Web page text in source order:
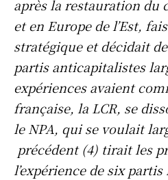
après la restauration du
et en Europe de l’Est,
stratégique et décidait
partis anticapitalistes
expériences avaient
française, la LCR, se
le NPA, qui se voulait
précédent (4) tirait les
l’expérience de six